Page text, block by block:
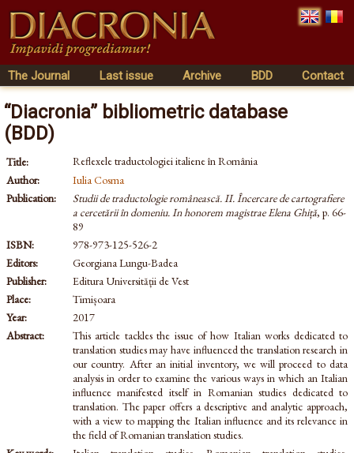
The Journal Last issue Archive BDD Contact
“Diacronia” bibliometric database
(BDD)
Title:
Reflexele traductologiei italiene în România
Author:
Iulia Cosma
Publication:
Studii de traductologie românească. II. Încercare de cartografiere
a cercetării în domeniu. In honorem magistrae Elena Ghiță, p. 66-
89
ISBN:
978-973-125-526-2
Editors:
Georgiana Lungu-Badea
Publisher:
Editura Universității de Vest
Place:
Timișoara
Year:
2017
Abstract:
This article tackles the issue of how Italian works dedicated to
translation studies may have influenced the translation research in
our country. After an initial inventory, we will proceed to data
analysis in order to examine the various ways in which an Italian
influence manifested itself in Romanian studies dedicated to
translation. The paper offers a descriptive and analytic approach,
with a view to mapping the Italian influence and its relevance in
the field of Romanian translation studies.